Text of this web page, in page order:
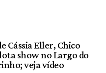
Cássia Eller, Chico
show no Largo do
veja vídeo